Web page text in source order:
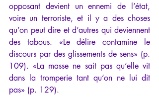
opposant devient un ennemi de l’état,
voire un terroriste, et il y a des choses
qu’on peut dire et d’autres qui deviennent
des tabous. «Le délire contamine le
discours par des glissements de sens» (p.
109). «La masse ne sait pas qu’elle vit
dans la tromperie tant qu’on ne lui dit
pas» (p. 129).